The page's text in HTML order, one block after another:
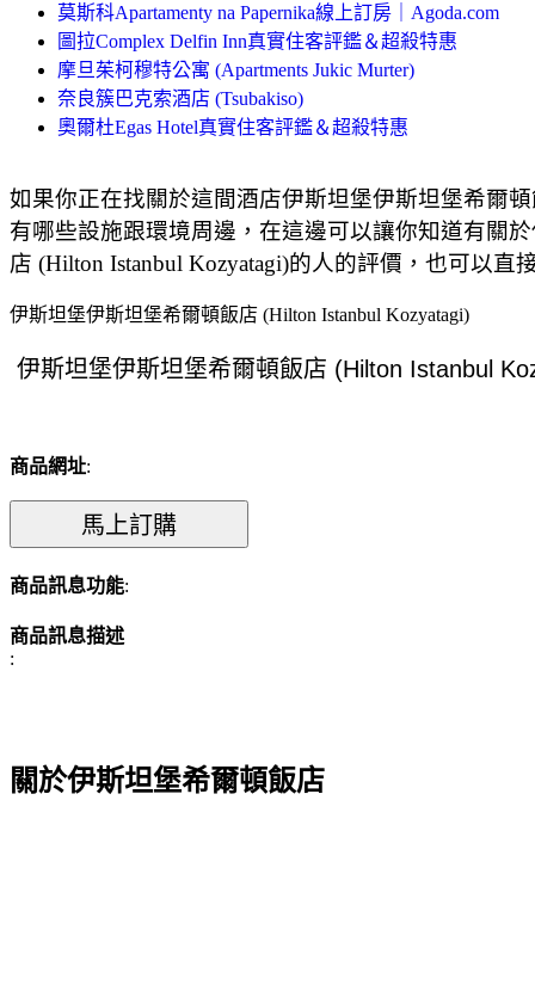
莫斯科Apartamenty na Papernika線上訂房｜Agoda.com
圖拉Complex Delfin Inn真實住客評鑑＆超殺特惠
摩旦茱柯穆特公寓 (Apartments Jukic Murter)
奈良簇巴克索酒店 (Tsubakiso)
奧爾杜Egas Hotel真實住客評鑑＆超殺特惠
如果你正在找關於這間酒店伊斯坦堡伊斯坦堡希爾
有哪些設施跟環境周邊，在這邊可以讓你知道有關
店 (Hilton Istanbul Kozyatagi)的人的評價，也可以
伊斯坦堡伊斯坦堡希爾頓飯店 (Hilton Istanbul Kozyatagi)
商品網址:
商品訊息功能:
商品訊息描述
:
關於伊斯坦堡希爾頓飯店